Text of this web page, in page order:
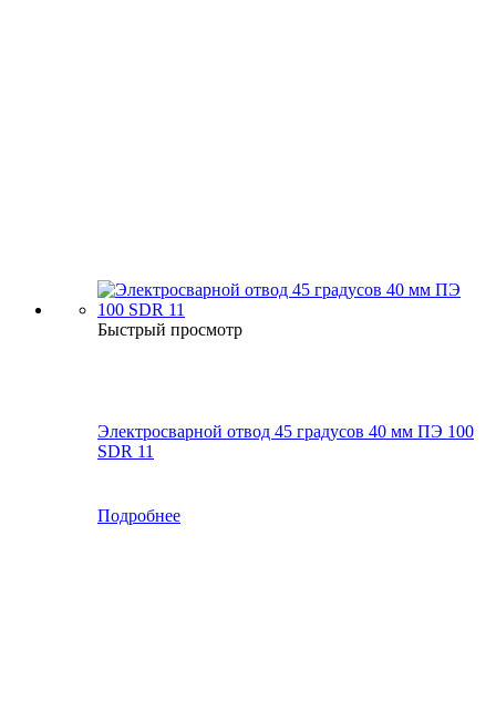
Быстрый просмотр
Электросварной отвод 45 градусов 40 мм ПЭ 100
SDR 11
Подробнее